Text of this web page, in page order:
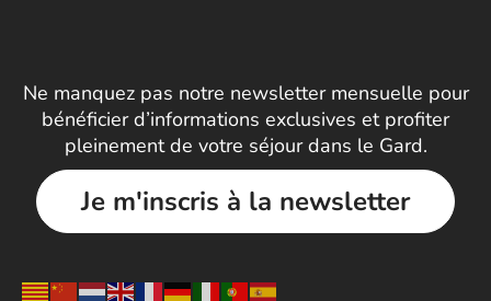
Ne manquez pas notre newsletter mensuelle pour
bénéficier d’informations exclusives et profiter
pleinement de votre séjour dans le Gard.
Je m'inscris à la newsletter